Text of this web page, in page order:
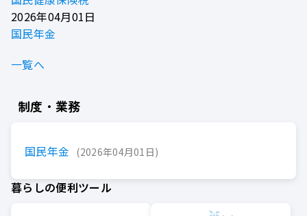
2026年04月01日
国民年金
一覧へ
制度・業務
国民年金 2026年04月01日
暮らしの便利ツール